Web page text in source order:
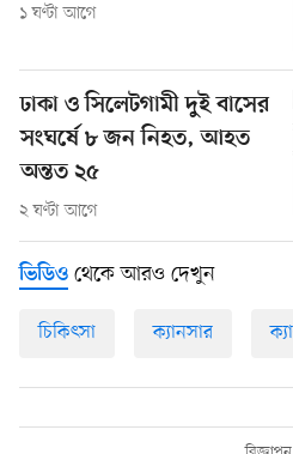
১ ঘণ্টা আগে
ঢাকা ও সিলেটগামী দুই বাসের
সংঘর্ষে ৮ জন নিহত, আহত
অন্তত ২৫
২ ঘণ্টা আগে
ভিডিও থেকে আরও দেখুন
চিকিৎসা ক্যানসার